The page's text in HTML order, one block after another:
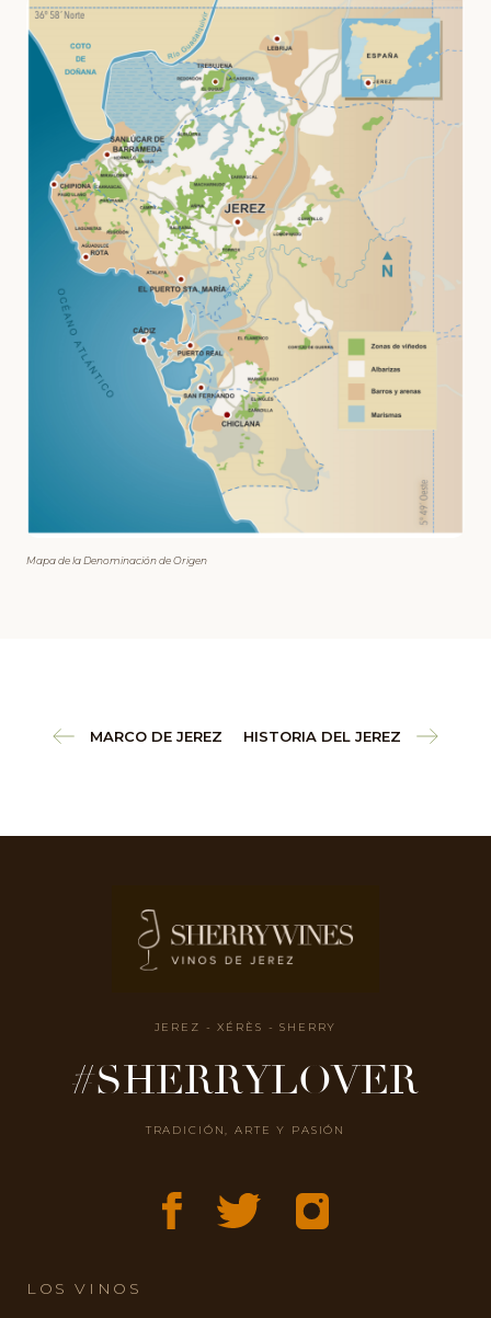
Mapa de la Denominación de Origen
MARCO DE JEREZ HISTORIA DEL JEREZ
JEREZ - XÉRÈS - SHERRY
#SHERRYLOVER
TRADICIÓN, ARTE Y PASIÓN
LOS VINOS